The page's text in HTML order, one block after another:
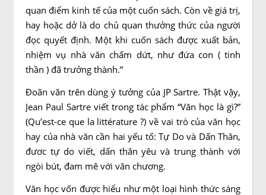
quan điểm kinh tế của một cuốn sách. Còn về giá trị,
hay hoặc dở là do chủ quan thưởng thức của người
đọc quyết định. Một khi cuốn sách được xuất bản,
nhiệm vụ nhà văn chấm dứt, như đứa con ( tinh
thần ) đã trưởng thành.”
Đoãn văn trên dùng ý tưởng của JP Sartre. Thật vậy,
Jean Paul Sartre viết trong tác phẩm “Văn học là gì?”
(Qu’est-ce que la littérature ?) về vai trò của văn học
hay của nhà văn cần hai yếu tố: Tự Do và Dấn Thân,
đươc tự do viết, dấn thân yêu và trung thành với
ngòi bút, đam mê với văn chương.
Văn học vốn được hiểu như một loại hình thức sáng